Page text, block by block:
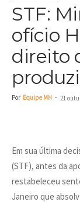
STF:
ofício
direito
Por Equipe MH - 21
Em sua última
(STF), antes da
restabeleceu
Janeiro que